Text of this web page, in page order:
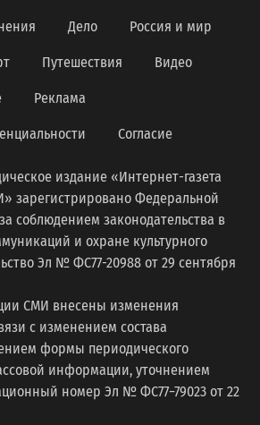
Дело Россия и мир
Путешествия Видео
Реклама
Согласие
издание «Интернет-газета
зарегистрировано Федеральной
соблюдением законодательства в
и охране культурного
Эл № ФС77-20988 от 29 сентября
СМИ внесены изменения
с изменением состава
формы периодического
информации, уточнением
номер Эл № ФС77−79023 от 22